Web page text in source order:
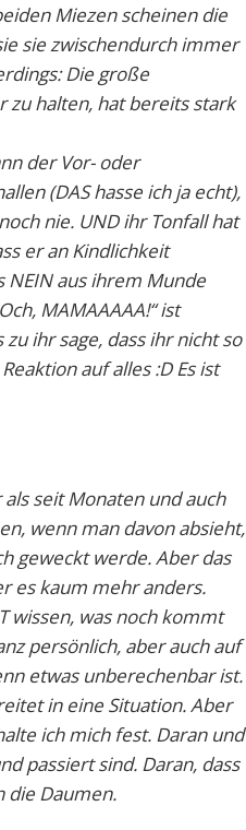
Miezen scheinen die
sie zwischendurch immer
Die große
zu halten, hat bereits stark
der Vor- oder
(DAS hasse ich ja echt),
nie. UND ihr Tonfall hat
er an Kindlichkeit
NEIN aus ihrem Munde
MAMAAAAA!“ ist
ihr sage, dass ihr nicht so
auf alles :D Es ist
seit Monaten und auch
wenn man davon absieht,
geweckt werde. Aber das
es kaum mehr anders.
wissen, was noch kommt
persönlich, aber auch auf
etwas unberechenbar ist.
in eine Situation. Aber
ich mich fest. Daran und
passiert sind. Daran, dass
die Daumen.